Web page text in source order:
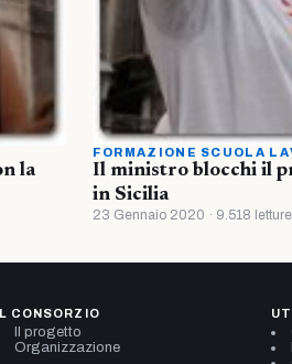
la
FORMAZIONE SCUOLA
Il ministro blocchi il
in Sicilia
23 Gennaio 2020 · 9.518 letture
CONSORZIO
Il progetto
Organizzazione